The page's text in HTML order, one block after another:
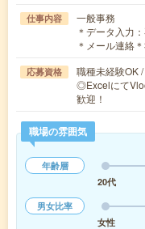
仕事内容
一般事務
＊データ入力
＊メール連絡
応募資格
職種未経験OK
◎Excelにて
歓迎！
職場の雰囲気
年齢層
20代
男女比率
女性